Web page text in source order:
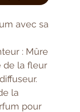
avec sa
: Mûre
de la fleur
la
pour